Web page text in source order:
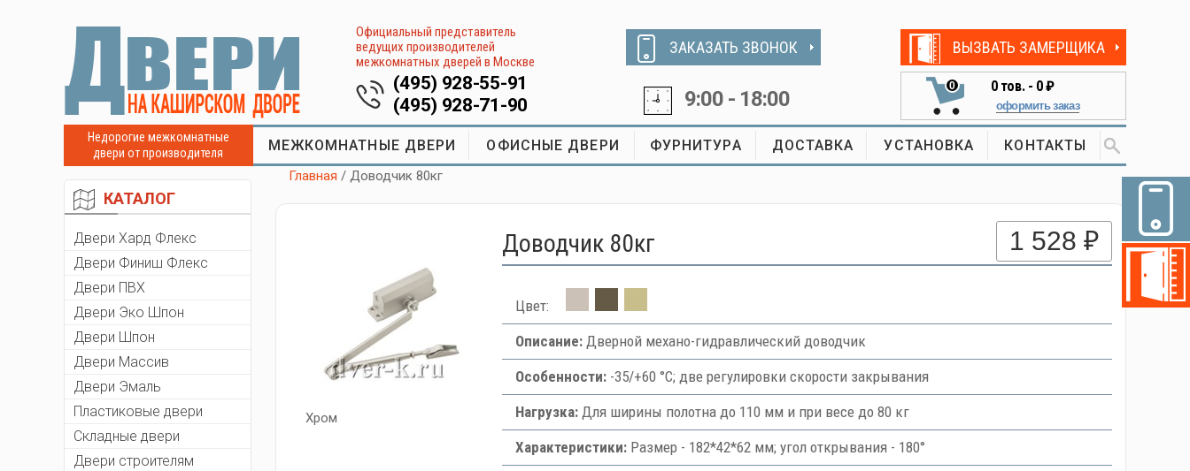
Официальный представитель
ведущих производителей
межкомнатных дверей в Москве
(495) 928-55-91
(495) 928-71-90
ЗАКАЗАТЬ ЗВОНОК
9:00 - 18:00
ВЫЗВАТЬ ЗАМЕРЩИКА
0 0тов. - 0 ₽
оформить заказ
Недорогие межкомнатные
двери от производителя
МЕЖКОМНАТНЫЕ ДВЕРИ ОФИСНЫЕ ДВЕРИ ФУРНИТУРА ДОСТАВКА УСТАНОВКА КОНТАКТЫ
КАТАЛОГ
Двери Хард Флекс
Двери Финиш Флекс
Двери ПВХ
Двери Эко Шпон
Двери Шпон
Двери Массив
Двери Эмаль
Пластиковые двери
Складные двери
Двери строителям
Главная / Доводчик 80кг
Хром
Доводчик 80кг 1 528 ₽
Цвет:
Описание:Дверной механо-гидравлический доводчик
Особенности:-35/+60 °С; две регулировки скорости закрывания
Нагрузка:Для ширины полотна до 110 мм и при весе до 80 кг
Характеристики:Размер - 182*42*62 мм; угол открывания - 180°